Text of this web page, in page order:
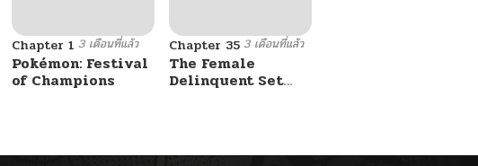
Chapter 1 3 เดือนที่แล้ว
Pokémon: Festival
of Champions
Chapter 35 3 เดือนที่แล้ว
The Female
Delinquent Set